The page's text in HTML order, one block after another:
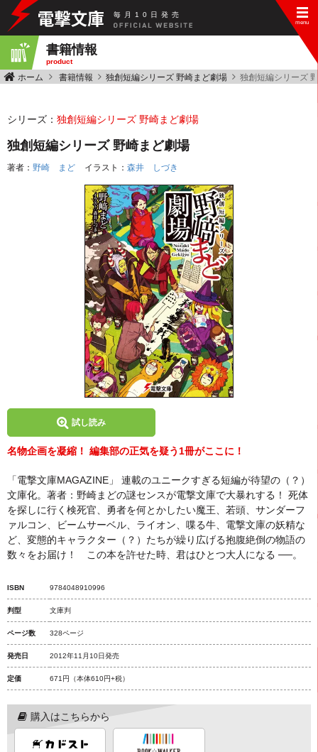
毎 月 10 日 発 売
書籍情報
product
ホーム 書籍情報 独創短編シリーズ 野崎まど劇場 独創短編シリーズ
シリーズ： 独創短編シリーズ 野崎まど劇場
独創短編シリーズ 野崎まど劇場
著者： 野崎 まど イラスト： 森井 しづき
試し読み
名物企画を凝縮！ 編集部の正気を疑う1冊がここに！
「電撃文庫MAGAZINE」 連載のユニークすぎる短編が待望の（？）
文庫化。著者：野崎まどの謎センスが電撃文庫で大暴れする！ 死体
を探しに行く検死官、勇者を何とかしたい魔王、若頭、サンダーフ
ァルコン、ビームサーベル、ライオン、喋る牛、電撃文庫の妖精な
ど、変態的キャラクター（？）たちが繰り広げる抱腹絶倒の物語の
数々をお届け！ この本を許せた時、君はひとつ大人になる ──。
ISBN 9784048910996
判型 文庫判
ページ数 328ページ
発売日 2012年11月10日発売
定価 671円 （本体610円+税）
購入はこちらから